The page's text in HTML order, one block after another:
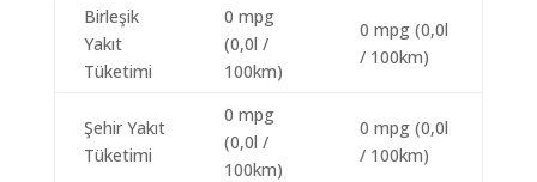
Birleşik
Yakıt
Tüketimi
0 mpg
(0,0l /
100km)
0 mpg (0,0l
/ 100km)
Şehir Yakıt
Tüketimi
0 mpg
(0,0l /
100km)
0 mpg (0,0l
/ 100km)